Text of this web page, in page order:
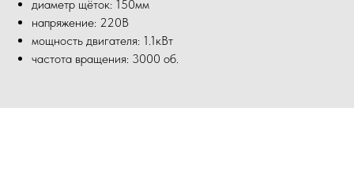
диаметр щёток: 150мм
напряжение: 220В
мощность двигателя: 1.1кВт
частота вращения: 3000 об.